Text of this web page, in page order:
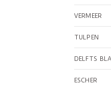
VERMEER
TULPEN
DELFTS
ESCHER
Veilig betalen